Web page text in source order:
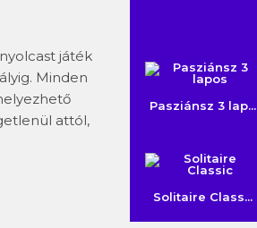
játék
Minden
attól,
Pasziánsz 3 lap...
Solitaire Class...